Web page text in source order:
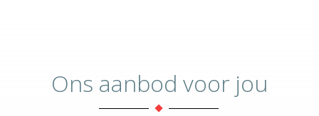
Ons aanbod voor jou